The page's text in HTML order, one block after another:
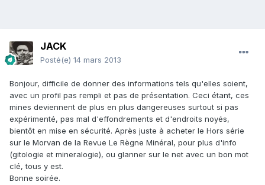
JACK
Posté(e) 14 mars 2013
Bonjour, difficile de donner des informations tels qu'elles soient,
avec un profil pas rempli et pas de présentation. Ceci étant, ces
mines deviennent de plus en plus dangereuses surtout si pas
expérimenté, pas mal d'effondrements et d'endroits noyés,
bientôt en mise en sécurité. Après juste à acheter le Hors série
sur le Morvan de la Revue Le Règne Minéral, pour plus d'info
(gitologie et mineralogie), ou glanner sur le net avec un bon mot
clé, tous y est.
Bonne soirée.